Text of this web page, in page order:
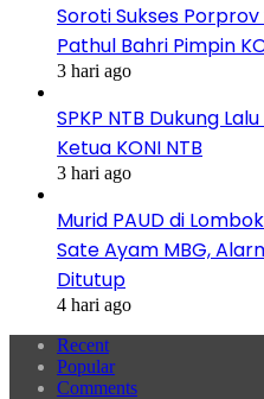
Soroti Sukses
Pathul Bahri Pimpin
3 hari ago
SPKP NTB Dukung
Ketua KONI NTB
3 hari ago
Murid PAUD di
Sate Ayam MBG,
Ditutup
4 hari ago
Recent
Popular
Comments